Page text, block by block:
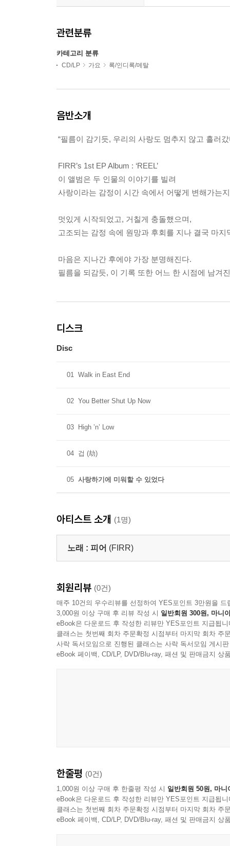
관련분류
카테고리 분류
CD/LP 가요 록/인디록/메탈
음반소개
“필름이 감기듯, 우리의 사랑도 멈추지 않고 흘러갔
FIRR’s 1st EP Album : ‘REEL’
이 앨범은 두 인물의 이야기를 빌려
사랑이라는 감정이 시간 속에서 어떻게 변해가는
멋있게 시작되었고, 거칠게 충돌했으며,
고조되는 감정 속에 원망과 후회를 지나 결국 마지
마음은 지나간 후에야 가장 분명해진다.
필름을 되감듯, 이 기록 또한 어느 한 시점에 남겨
디스크
Disc
01 Walk in East End
02 You Better Shut Up Now
03 High ’n’ Low
04 겁 (劫)
05 사랑하기에 미워할 수 있었다
아티스트 소개 (1명)
노래 : 피어 (FIRR)
회원리뷰 (0건)
매주 10건의 우수리뷰를 선정하여 YES포인트 3만원을 드
3,000원 이상 구매 후 리뷰 작성 시 일반회원 300원, 마니
eBook은 다운로드 후 작성한 리뷰만 YES포인트 지급됩니
클래스는 첫번째 회차 주문확정 시점부터 마지막 회차 주
사락 독서모임으로 진행된 클래스는 사락 독서모임 게시
eBook 페이백, CD/LP, DVD/Blu-ray, 패션 및 판매금지 상
한줄평 (0건)
1,000원 이상 구매 후 한줄평 작성 시 일반회원 50원, 마니
eBook은 다운로드 후 작성한 리뷰만 YES포인트 지급됩니
클래스는 첫번째 회차 주문확정 시점부터 마지막 회차 주
eBook 페이백, CD/LP, DVD/Blu-ray, 패션 및 판매금지 상